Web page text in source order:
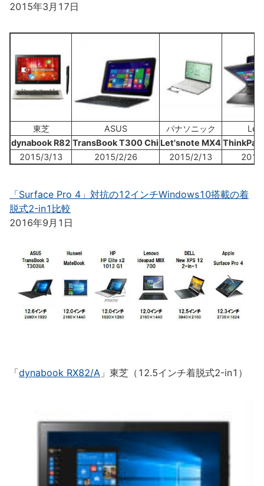
2015年3月17日
東芝 ASUS パナソニック
dynabook R82 TransBook T300 Chi Let'snote MX4ThinkPad
2015/3/13
2015/2/26 2015/2/13
「Surface Pro 4」対抗の12インチWindows10搭載の着
脱式2-in1比較
2016年9月1日
「dynabook RX82/A 」東芝（12.5インチ着脱式2-in1）